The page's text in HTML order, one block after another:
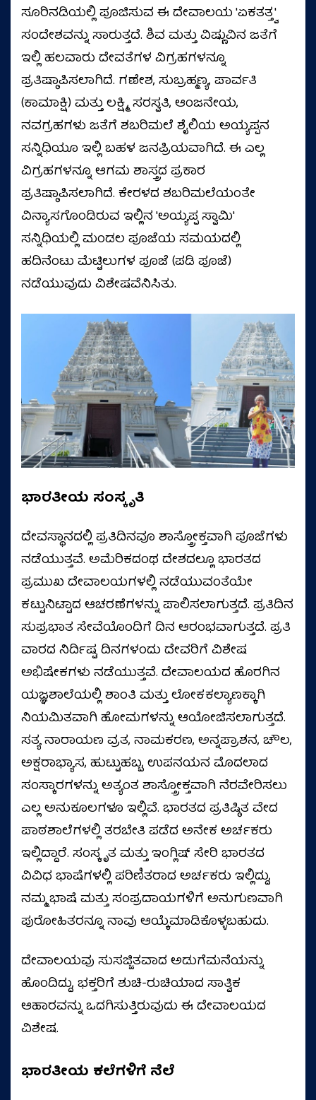
ಸೂರಿನಡಿಯಲ್ಲಿ ಪೂಜಿಸುವ ಈ ದೇವಾಲಯ 'ಏಕತತ್ತ್ವ'
ಸಂದೇಶವನ್ನು ಸಾರುತ್ತದೆ. ಶಿವ ಮತ್ತು ವಿಷ್ಣುವಿನ ಜತೆಗೆ
ಇಲ್ಲಿ ಹಲವಾರು ದೇವತೆಗಳ ವಿಗ್ರಹಗಳನ್ನೂ
ಪ್ರತಿಷ್ಠಾಪಿಸಲಾಗಿದೆ. ಗಣೇಶ, ಸುಬ್ರಹ್ಮಣ್ಯ, ಪಾರ್ವತಿ
(ಕಾಮಾಕ್ಷಿ) ಮತ್ತು ಲಕ್ಷ್ಮಿ, ಸರಸ್ವತಿ, ಆಂಜನೇಯ,
ನವಗ್ರಹಗಳು ಜತೆಗೆ ಶಬರಿಮಲೆ ಶೈಲಿಯ ಅಯ್ಯಪ್ಪನ
ಸನ್ನಿಧಿಯೂ ಇಲ್ಲಿ ಬಹಳ ಜನಪ್ರಿಯವಾಗಿದೆ. ಈ ಎಲ್ಲ
ವಿಗ್ರಹಗಳನ್ನೂ ಆಗಮ ಶಾಸ್ತ್ರದ ಪ್ರಕಾರ
ಪ್ರತಿಷ್ಠಾಪಿಸಲಾಗಿದೆ. ಕೇರಳದ ಶಬರಿಮಲೆಯಂತೇ
ವಿನ್ಯಾಸಗೊಂಡಿರುವ ಇಲ್ಲಿನ 'ಅಯ್ಯಪ್ಪ ಸ್ವಾಮಿ'
ಸನ್ನಿಧಿಯಲ್ಲಿ ಮಂಡಲ ಪೂಜೆಯ ಸಮಯದಲ್ಲಿ
ಹದಿನೆಂಟು ಮೆಟ್ಟಿಲುಗಳ ಪೂಜೆ (ಪಡಿ ಪೂಜೆ)
ನಡೆಯುವುದು ವಿಶೇಷವೆನಿಸಿತು.
ಭಾರತೀಯ ಸಂಸ್ಕೃತಿ
ದೇವಸ್ಥಾನದಲ್ಲಿ ಪ್ರತಿದಿನವೂ ಶಾಸ್ತ್ರೋಕ್ತವಾಗಿ ಪೂಜೆಗಳು
ನಡೆಯುತ್ತವೆ. ಅಮೆರಿಕದಂಥ ದೇಶದಲ್ಲೂ ಭಾರತದ
ಪ್ರಮುಖ ದೇವಾಲಯಗಳಲ್ಲಿ ನಡೆಯುವಂತೆಯೇ
ಕಟ್ಟುನಿಟ್ಟಾದ ಆಚರಣೆಗಳನ್ನು ಪಾಲಿಸಲಾಗುತ್ತದೆ. ಪ್ರತಿದಿನ
ಸುಪ್ರಭಾತ ಸೇವೆಯೊಂದಿಗೆ ದಿನ ಆರಂಭವಾಗುತ್ತದೆ. ಪ್ರತಿ
ವಾರದ ನಿರ್ದಿಷ್ಟ ದಿನಗಳಂದು ದೇವರಿಗೆ ವಿಶೇಷ
ಅಭಿಷೇಕಗಳು ನಡೆಯುತ್ತವೆ. ದೇವಾಲಯದ ಹೊರಗಿನ
ಯಜ್ಞಶಾಲೆಯಲ್ಲಿ ಶಾಂತಿ ಮತ್ತು ಲೋಕಕಲ್ಯಾಣಕ್ಕಾಗಿ
ನಿಯಮಿತವಾಗಿ ಹೋಮಗಳನ್ನು ಆಯೋಜಿಸಲಾಗುತ್ತದೆ.
ಸತ್ಯ ನಾರಾಯಣ ವ್ರತ, ನಾಮಕರಣ, ಅನ್ನಪ್ರಾಶನ, ಚೌಲ,
ಅಕ್ಷರಾಭ್ಯಾಸ, ಹುಟ್ಟುಹಬ್ಬ, ಉಪನಯನ ಮೊದಲಾದ
ಸಂಸ್ಕಾರಗಳನ್ನು ಅತ್ಯಂತ ಶಾಸ್ತ್ರೋಕ್ತವಾಗಿ ನೆರವೇರಿಸಲು
ಎಲ್ಲ ಅನುಕೂಲಗಳೂ ಇಲ್ಲಿವೆ. ಭಾರತದ ಪ್ರತಿಷ್ಠಿತ ವೇದ
ಪಾಠಶಾಲೆಗಳಲ್ಲಿ ತರಬೇತಿ ಪಡೆದ ಅನೇಕ ಅರ್ಚಕರು
ಇಲ್ಲಿದ್ದಾರೆ. ಸಂಸ್ಕೃತ ಮತ್ತು ಇಂಗ್ಲಿಷ್ ಸೇರಿ ಭಾರತದ
ವಿವಿಧ ಭಾಷೆಗಳಲ್ಲಿ ಪರಿಣಿತರಾದ ಅರ್ಚಕರು ಇಲ್ಲಿದ್ದು,
ನಮ್ಮ ಭಾಷೆ ಮತ್ತು ಸಂಪ್ರದಾಯಗಳಿಗೆ ಅನುಗುಣವಾಗಿ
ಪುರೋಹಿತರನ್ನೂ ನಾವು ಆಯ್ಕೆಮಾಡಿಕೊಳ್ಳಬಹುದು.
ದೇವಾಲಯವು ಸುಸಜ್ಜಿತವಾದ ಅಡುಗೆಮನೆಯನ್ನು
ಹೊಂದಿದ್ದು, ಭಕ್ತರಿಗೆ ಶುಚಿ-ರುಚಿಯಾದ ಸಾತ್ವಿಕ
ಆಹಾರವನ್ನು ಒದಗಿಸುತ್ತಿರುವುದು ಈ ದೇವಾಲಯದ
ವಿಶೇಷ.
ಭಾರತೀಯ ಕಲೆಗಳಿಗೆ ನೆಲೆ